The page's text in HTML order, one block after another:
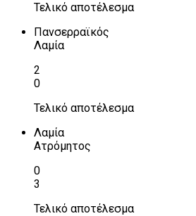
Τελικό αποτέλεσμα
Πανσερραϊκός
Λαμία
2
0
Τελικό αποτέλεσμα
Λαμία
Ατρόμητος
0
3
Τελικό αποτέλεσμα